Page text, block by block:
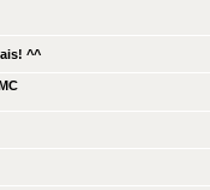
^^